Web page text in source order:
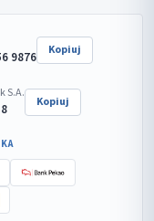
9876 Kopiuj
S.A.
Kopiuj